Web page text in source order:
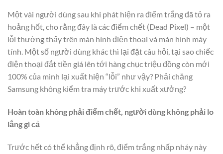
Một vài người dùng sau khi phát hiện ra điểm trắng đã tỏ ra
hoảng hốt, cho rằng đây là các điểm chết (Dead Pixel) – một
lỗi thường thấy trên màn hình điện thoại và màn hình máy
tính. Một số người dùng khác thì lại đặt câu hỏi, tại sao chiếc
điện thoại đắt tiền giá lên tới hàng chục triệu đồng còn mới
100% của mình lại xuất hiện “lỗi” như vậy? Phải chăng
Samsung không kiểm tra máy trước khi xuất xưởng?
Hoàn toàn không phải điểm chết, người dùng không phải lo
lắng gì cả
Trước hết có thể khẳng định rõ, điểm trắng nhấp nháy này